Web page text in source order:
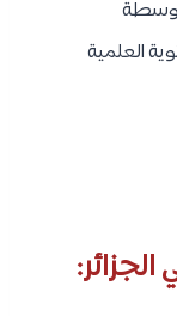
العلمية